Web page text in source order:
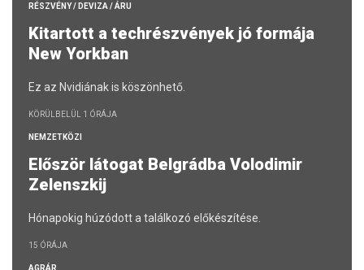
RÉSZVÉNY / DEVIZA / ÁRU
Kitartott a techrészvények jó formája
New Yorkban
Ez az Nvidiának is köszönhető.
KÖRÜLBELÜL 1 ÓRÁJA
NEMZETKÖZI
Először látogat Belgrádba Volodimir
Zelenszkij
Hónapokig húzódott a találkozó előkészítése.
15 ÓRÁJA
AGRÁR